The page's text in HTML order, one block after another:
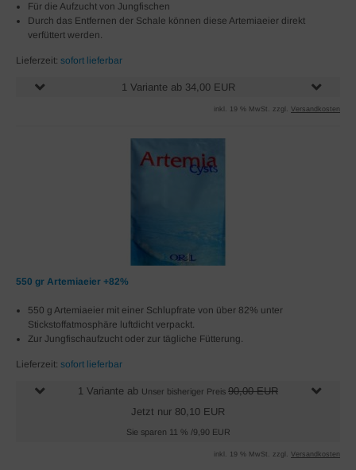
Für die Aufzucht von Jungfischen
Durch das Entfernen der Schale können diese Artemiaeier direkt
verfüttert werden.
Lieferzeit: sofort lieferbar
1 Variante ab 34,00 EUR
inkl. 19 % MwSt. zzgl. Versandkosten
550 gr Artemiaeier +82%
550 g Artemiaeier mit einer Schlupfrate von über 82% unter
Stickstoffatmosphäre luftdicht verpackt.
Zur Jungfischaufzucht oder zur tägliche Fütterung.
Lieferzeit: sofort lieferbar
1 Variante ab Unser bisheriger Preis 90,00 EUR
Jetzt nur 80,10 EUR
Sie sparen 11 % /9,90 EUR
inkl. 19 % MwSt. zzgl. Versandkosten